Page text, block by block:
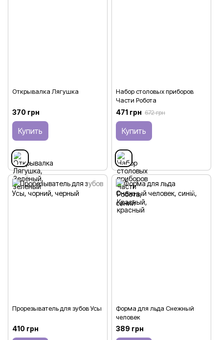
Открывалка Лягушка
370 грн
Купить
Набор столовых приборов
Части Робота
471 грн 672 грн
Купить
Прорезыватель для зубов Усы
410 грн
Форма для льда Снежный
человек
389 грн